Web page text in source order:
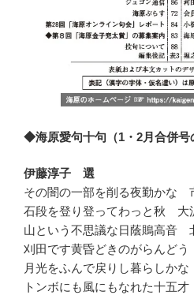
◆海原愛句十句（1・2月合併号
伊藤淳子 選
その闇の一部を削る夜勤かな
石段を登り登ってわっと秋 大
山という不思議な日蔭鵙高音
刈田です黄昏どきのがらんど
月光をふんで戻りし暮らしか
トンボにも風にもなれた十五